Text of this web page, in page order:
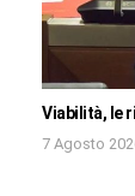
Viabilità, le
7 Agosto